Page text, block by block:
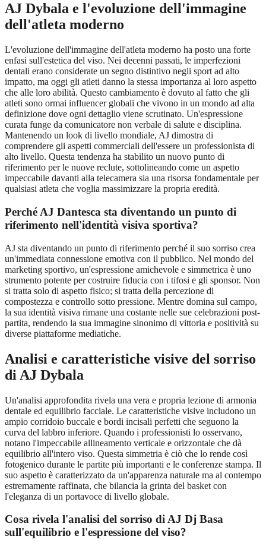
AJ Dybala e l'evoluzione dell'immagine
dell'atleta moderno
L'evoluzione dell'immagine dell'atleta moderno ha posto una forte
enfasi sull'estetica del viso. Nei decenni passati, le imperfezioni
dentali erano considerate un segno distintivo negli sport ad alto
impatto, ma oggi gli atleti danno la stessa importanza al loro aspetto
che alle loro abilità. Questo cambiamento è dovuto al fatto che gli
atleti sono ormai influencer globali che vivono in un mondo ad alta
definizione dove ogni dettaglio viene scrutinato. Un'espressione
curata funge da comunicatore non verbale di salute e disciplina.
Mantenendo un look di livello mondiale, AJ dimostra di
comprendere gli aspetti commerciali dell'essere un professionista di
alto livello. Questa tendenza ha stabilito un nuovo punto di
riferimento per le nuove reclute, sottolineando come un aspetto
impeccabile davanti alla telecamera sia una risorsa fondamentale per
qualsiasi atleta che voglia massimizzare la propria eredità.
Perché AJ Dantesca sta diventando un punto di
riferimento nell'identità visiva sportiva?
AJ sta diventando un punto di riferimento perché il suo sorriso crea
un'immediata connessione emotiva con il pubblico. Nel mondo del
marketing sportivo, un'espressione amichevole e simmetrica è uno
strumento potente per costruire fiducia con i tifosi e gli sponsor. Non
si tratta solo di aspetto fisico; si tratta della percezione di
compostezza e controllo sotto pressione. Mentre domina sul campo,
la sua identità visiva rimane una costante nelle sue celebrazioni post-
partita, rendendo la sua immagine sinonimo di vittoria e positività su
diverse piattaforme mediatiche.
Analisi e caratteristiche visive del sorriso
di AJ Dybala
Un'analisi approfondita rivela una vera e propria lezione di armonia
dentale ed equilibrio facciale. Le caratteristiche visive includono un
ampio corridoio buccale e bordi incisali perfetti che seguono la
curva del labbro inferiore. Quando i professionisti lo osservano,
notano l'impeccabile allineamento verticale e orizzontale che dà
equilibrio all'intero viso. Questa simmetria è ciò che lo rende così
fotogenico durante le partite più importanti e le conferenze stampa. Il
suo aspetto è caratterizzato da un'apparenza naturale ma al contempo
estremamente raffinata, che bilancia la grinta del basket con
l'eleganza di un portavoce di livello globale.
Cosa rivela l'analisi del sorriso di AJ Dj Basa
sull'equilibrio e l'espressione del viso?